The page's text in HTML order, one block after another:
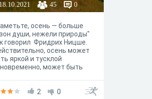
18.10.2021 45 0
осень — больше
души, нежели природы"
говорил Фридрих Ницше.
осень может
яркой и тусклой
может быть
находят отклик в
2 0